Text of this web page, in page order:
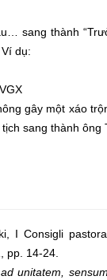
sang thành
dụ:
gây một xáo
sang thành
I Consigli
pp. 14-24.
unitatem,